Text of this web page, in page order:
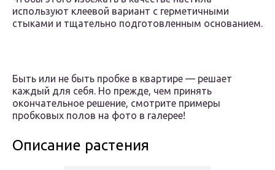
используют клеевой вариант с герметичными
стыками и тщательно подготовленным основанием.
Быть или не быть пробке в квартире — решает
каждый для себя. Но прежде, чем принять
окончательное решение, смотрите примеры
пробковых полов на фото в галерее!
Описание растения